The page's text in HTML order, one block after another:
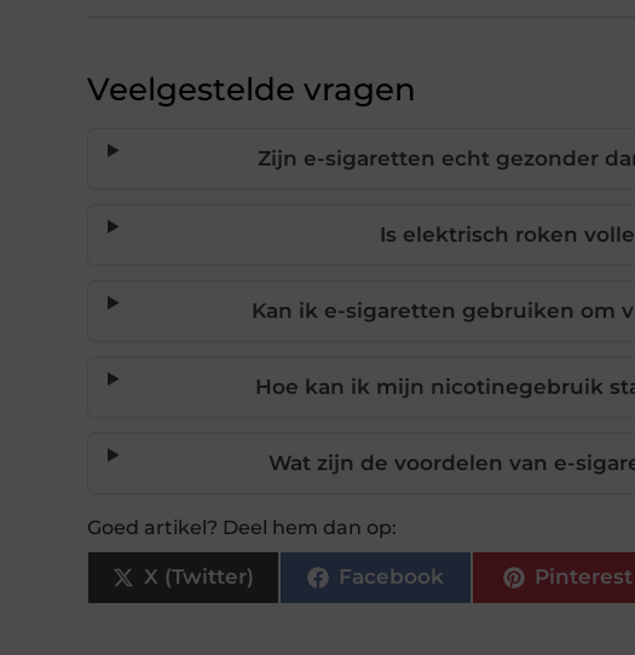
Veelgestelde vragen
Zijn e-sigaretten echt gezonder
Is elektrisch roken
Kan ik e-sigaretten gebruiken om
Hoe kan ik mijn nicotinegebruik
Wat zijn de voordelen van e-
Goed artikel? Deel hem dan op:
X (Twitter) Facebook Pinterest